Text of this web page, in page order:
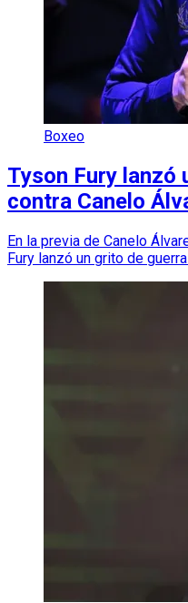
Boxeo
Tyson Fury lanzó
contra Canelo
En la previa de Canelo
Fury lanzó un grito de